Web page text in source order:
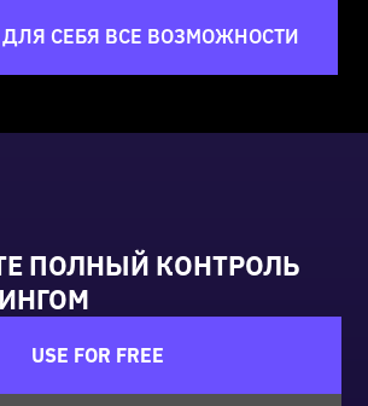
ДЛЯ СЕБЯ ВСЕ ВОЗМОЖНОСТИ
ПОЛНЫЙ КОНТРОЛЬ
USE FOR FREE